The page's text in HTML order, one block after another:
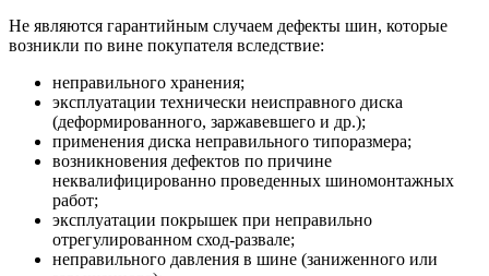
Не являются гарантийным случаем дефекты шин, которые
возникли по вине покупателя вследствие:
неправильного хранения;
эксплуатации технически неисправного диска
(деформированного, заржавевшего и др.);
применения диска неправильного типоразмера;
возникновения дефектов по причине
неквалифицированно проведенных шиномонтажных
работ;
эксплуатации покрышек при неправильно
отрегулированном сход-развале;
неправильного давления в шине (заниженного или